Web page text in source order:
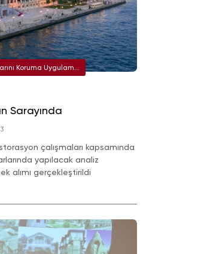
Koruma Uygulama
Sarayında
çalışmaları kapsamında
yapılacak analiz
alımı gerçekleştirildi